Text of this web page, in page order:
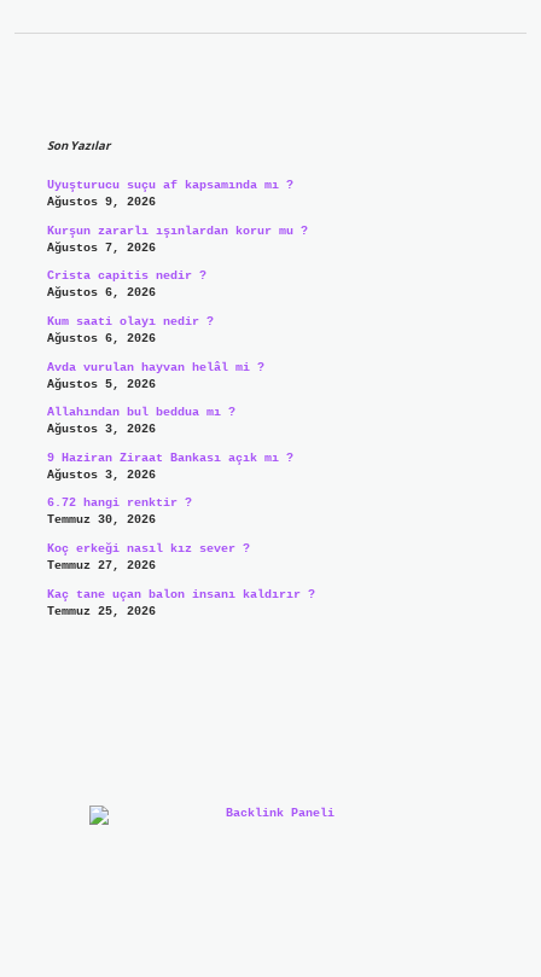
Son Yazılar
Uyuşturucu suçu af kapsamında mı ?
Ağustos 9, 2026
Kurşun zararlı ışınlardan korur mu ?
Ağustos 7, 2026
Crista capitis nedir ?
Ağustos 6, 2026
Kum saati olayı nedir ?
Ağustos 6, 2026
Avda vurulan hayvan helâl mi ?
Ağustos 5, 2026
Allahından bul beddua mı ?
Ağustos 3, 2026
9 Haziran Ziraat Bankası açık mı ?
Ağustos 3, 2026
6.72 hangi renktir ?
Temmuz 30, 2026
Koç erkeği nasıl kız sever ?
Temmuz 27, 2026
Kaç tane uçan balon insanı kaldırır ?
Temmuz 25, 2026